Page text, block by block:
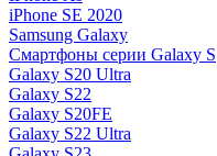
iPhone SE 2020
Samsung Galaxy
Смартфоны серии Galaxy S
Galaxy S20 Ultra
Galaxy S22
Galaxy S20FE
Galaxy S22 Ultra